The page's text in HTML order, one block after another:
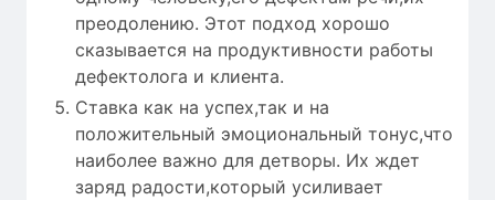
преодолению. Этот подход хорошо
сказывается на продуктивности работы
дефектолога и клиента.
Ставка как на успех,так и на
положительный эмоциональный тонус,что
наиболее важно для детворы. Их ждет
заряд радости,который усиливает